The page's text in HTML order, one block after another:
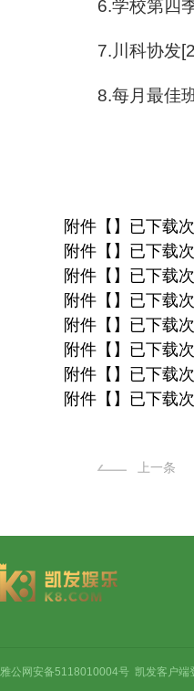
6.学校第四
7.川科协发
8.每月最佳
附件【】已下载次
附件【】已下载次
附件【】已下载次
附件【】已下载次
附件【】已下载次
附件【】已下载次
附件【】已下载次
附件【】已下载次
上一条
雅公网安备5118010004号 凯发客户端